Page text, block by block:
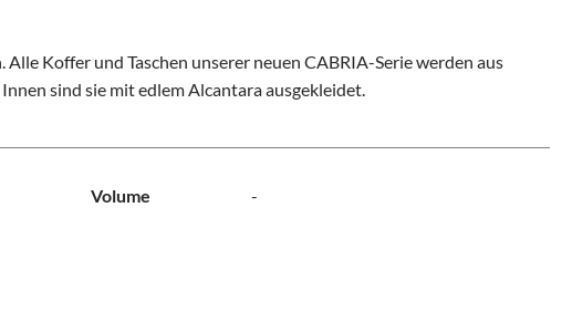
Koffer und Taschen unserer neuen CABRIA-Serie werden aus
sind sie mit edlem Alcantara ausgekleidet.
Volume -